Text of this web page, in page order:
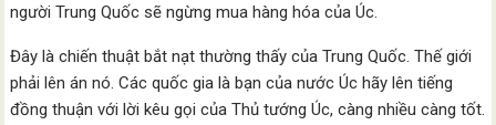
người Trung Quốc sẽ ngừng mua hàng hóa của Úc.
Đây là chiến thuật bắt nạt thường thấy của Trung Quốc. Thế giới
phải lên án nó. Các quốc gia là bạn của nước Úc hãy lên tiếng
đồng thuận với lời kêu gọi của Thủ tướng Úc, càng nhiều càng tốt.